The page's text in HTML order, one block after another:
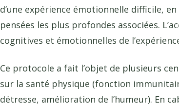
d’une expérience émotionnelle difficile,
pensées les plus profondes associées.
cognitives et émotionnelles de
Ce protocole a fait l’objet de plusieurs
sur la santé physique (fonction
détresse, amélioration de l’humeur). En